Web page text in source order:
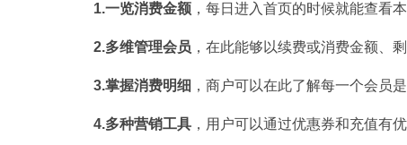
1.一览消费金额 ，每日进入首页的时候就能查看
2.多维管理会员 ，在此能够以续费或消费金额、
3.掌握消费明细 ，商户可以在此了解每一个会员
4.多种营销工具 ，用户可以通过优惠券和充值有